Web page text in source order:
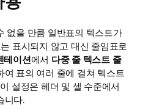
없을 만큼 일반표의 텍스트가
표시되지 않고 대신 줄임표로
테이션에서 다중 줄 텍스트 줄
표의 여러 줄에 걸쳐 텍스트
설정은 헤더 및 셀 수준에서
니다.